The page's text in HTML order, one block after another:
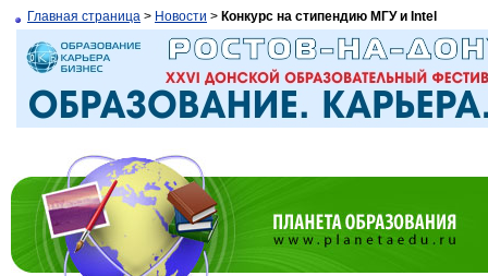
Главная страница > Новости > Конкурс на стипендию МГУ и Intel